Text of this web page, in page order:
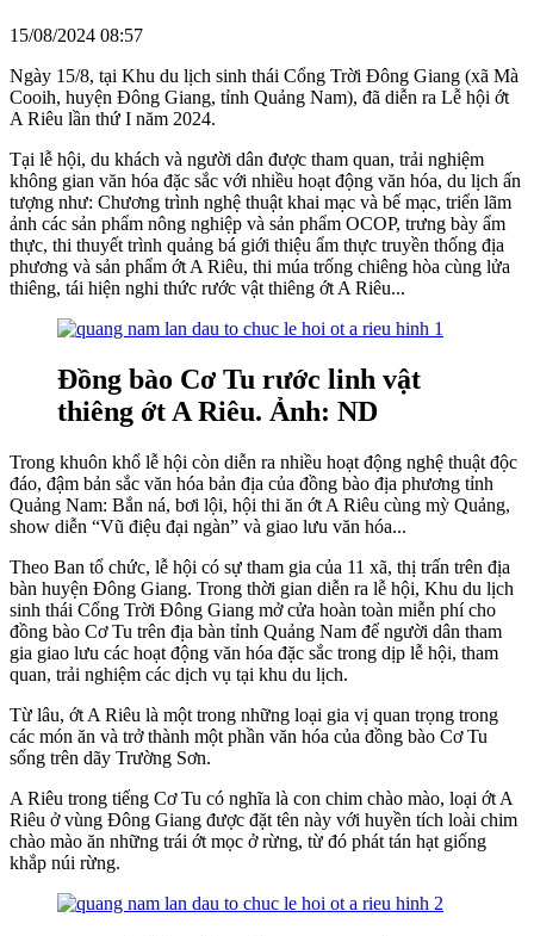
15/08/2024 08:57
Ngày 15/8, tại Khu du lịch sinh thái Cổng Trời Đông Giang (xã Mà
Cooih, huyện Đông Giang, tỉnh Quảng Nam), đã diễn ra Lễ hội ớt
A Riêu lần thứ I năm 2024.
Tại lễ hội, du khách và người dân được tham quan, trải nghiệm
không gian văn hóa đặc sắc với nhiều hoạt động văn hóa, du lịch ấn
tượng như: Chương trình nghệ thuật khai mạc và bế mạc, triển lãm
ảnh các sản phẩm nông nghiệp và sản phẩm OCOP, trưng bày ẩm
thực, thi thuyết trình quảng bá giới thiệu ẩm thực truyền thống địa
phương và sản phẩm ớt A Riêu, thi múa trống chiêng hòa cùng lửa
thiêng, tái hiện nghi thức rước vật thiêng ớt A Riêu...
Đồng bào Cơ Tu rước linh vật
thiêng ớt A Riêu. Ảnh: ND
Trong khuôn khổ lễ hội còn diễn ra nhiều hoạt động nghệ thuật độc
đáo, đậm bản sắc văn hóa bản địa của đồng bào địa phương tỉnh
Quảng Nam: Bắn ná, bơi lội, hội thi ăn ớt A Riêu cùng mỳ Quảng,
show diễn “Vũ điệu đại ngàn” và giao lưu văn hóa...
Theo Ban tổ chức, lễ hội có sự tham gia của 11 xã, thị trấn trên địa
bàn huyện Đông Giang. Trong thời gian diễn ra lễ hội, Khu du lịch
sinh thái Cổng Trời Đông Giang mở cửa hoàn toàn miễn phí cho
đồng bào Cơ Tu trên địa bàn tỉnh Quảng Nam để người dân tham
gia giao lưu các hoạt động văn hóa đặc sắc trong dịp lễ hội, tham
quan, trải nghiệm các dịch vụ tại khu du lịch.
Từ lâu, ớt A Riêu là một trong những loại gia vị quan trọng trong
các món ăn và trở thành một phần văn hóa của đồng bào Cơ Tu
sống trên dãy Trường Sơn.
A Riêu trong tiếng Cơ Tu có nghĩa là con chim chào mào, loại ớt A
Riêu ở vùng Đông Giang được đặt tên này với huyền tích loài chim
chào mào ăn những trái ớt mọc ở rừng, từ đó phát tán hạt giống
khắp núi rừng.